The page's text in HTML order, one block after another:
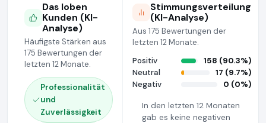
Das loben
Kunden (KI-
Analyse)
Häufigste Stärken aus
175 Bewertungen der
letzten 12 Monate.
Professionalität
und
Zuverlässigkeit
Stimmungsverteilung
(KI-Analyse)
Aus 175 Bewertungen der
letzten 12 Monate.
Positiv
158 (90.3%)
Neutral
17 (9.7%)
Negativ
0 (0%)
In den letzten 12 Monaten
gab es keine negativen